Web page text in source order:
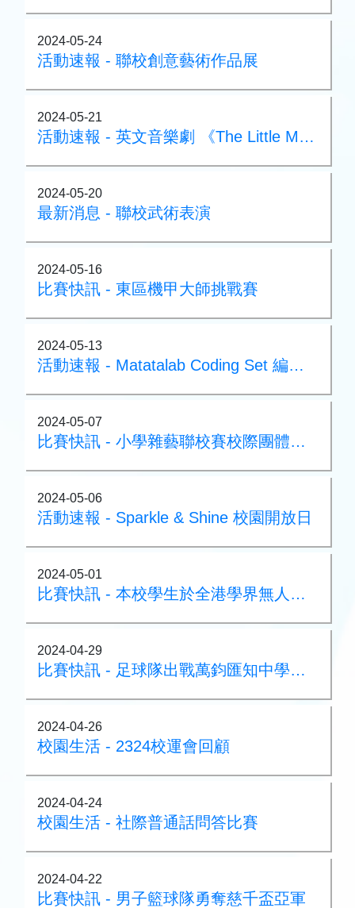
2024-05-24
活動速報 - 聯校創意藝術作品展
2024-05-21
活動速報 - 英文音樂劇 《The Little Mermaid》即將隆重登場
2024-05-20
最新消息 - 聯校武術表演
2024-05-16
比賽快訊 - 東區機甲大師挑戰賽
2024-05-13
活動速報 - Matatalab Coding Set 編程興趣班
2024-05-07
比賽快訊 - 小學雜藝聯校賽校際團體總冠軍
2024-05-06
活動速報 - Sparkle & Shine 校園開放日
2024-05-01
比賽快訊 - 本校學生於全港學界無人機挑戰賽獲得一級認證能力
2024-04-29
比賽快訊 - 足球隊出戰萬鈞匯知中學七人足球比賽獲得碟賽冠軍
2024-04-26
校園生活 - 2324校運會回顧
2024-04-24
校園生活 - 社際普通話問答比賽
2024-04-22
比賽快訊 - 男子籃球隊勇奪慈千盃亞軍